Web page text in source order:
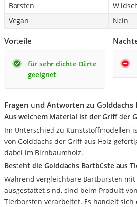
Borsten
Vegan
Nein
Vorteile
für sehr dichte Bärte
geeignet
Fragen und Antworten zu Golddachs
Aus welchem Material ist der Griff der
Im Unterschied zu Kunststoffmodellen
von Golddachs der Griff aus Holz
dabei im Birnbaumholz.
Besteht die Golddachs Bartbüste aus
Während vergleichbare Bartbürsten
ausgestattet sind, sind beim Produkt
Tierborsten verarbeitet. Es handelt sich